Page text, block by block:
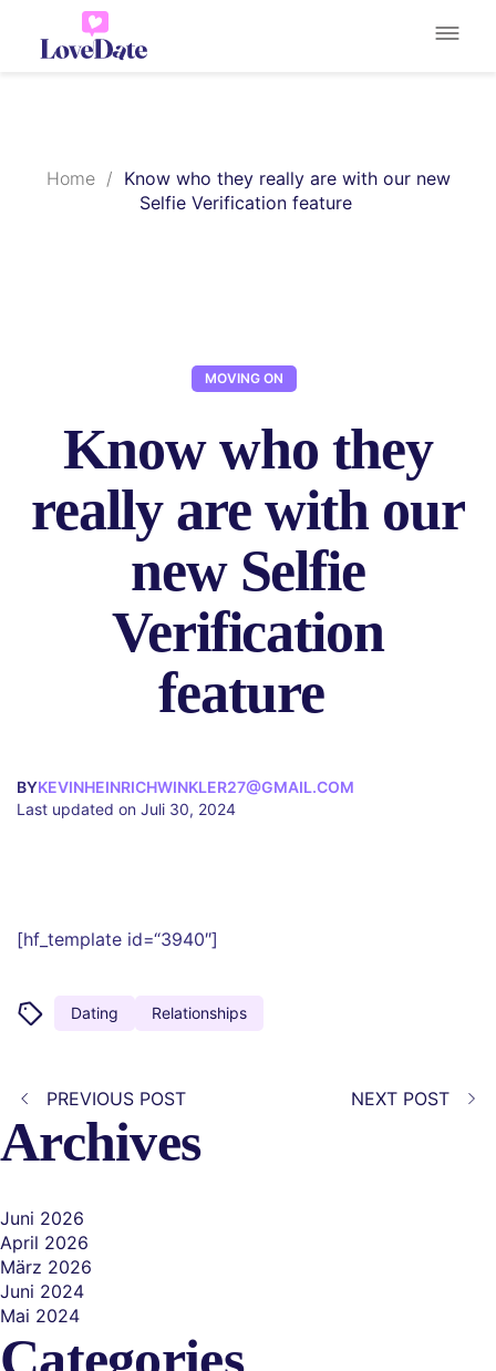
Home / Know who they really are with our new
Selfie Verification feature
MOVING ON
Know who they
really are with our
new Selfie
Verification
feature
BYKEVINHEINRICHWINKLER27@GMAIL.COM
Last updated on Juli 30, 2024
[hf_template id=“3940″]
Dating Relationships
PREVIOUS POST NEXT POST
Archives
Juni 2026
April 2026
März 2026
Juni 2024
Mai 2024